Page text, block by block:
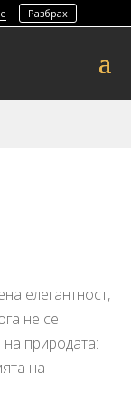
елегантност,
не се
природата:
на
Разбрах